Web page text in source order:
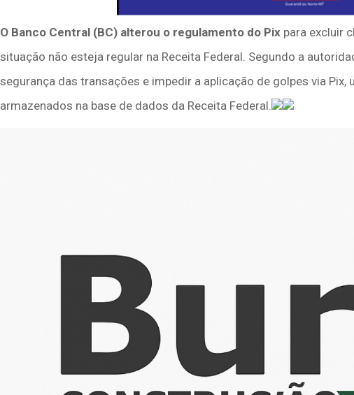
O Banco Central (BC) alterou o regulamento do Pix para excluir
situação não esteja regular na Receita Federal. Segundo a
segurança das transações e impedir a aplicação de golpes via
armazenados na base de dados da Receita Federal.